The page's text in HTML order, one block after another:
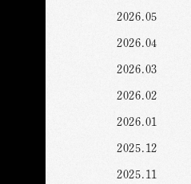
2026.05
2026.04
2026.03
2026.02
2026.01
2025.12
2025.11